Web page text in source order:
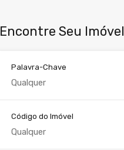
Encontre Seu Imóvel
Palavra-Chave
Código do Imóvel